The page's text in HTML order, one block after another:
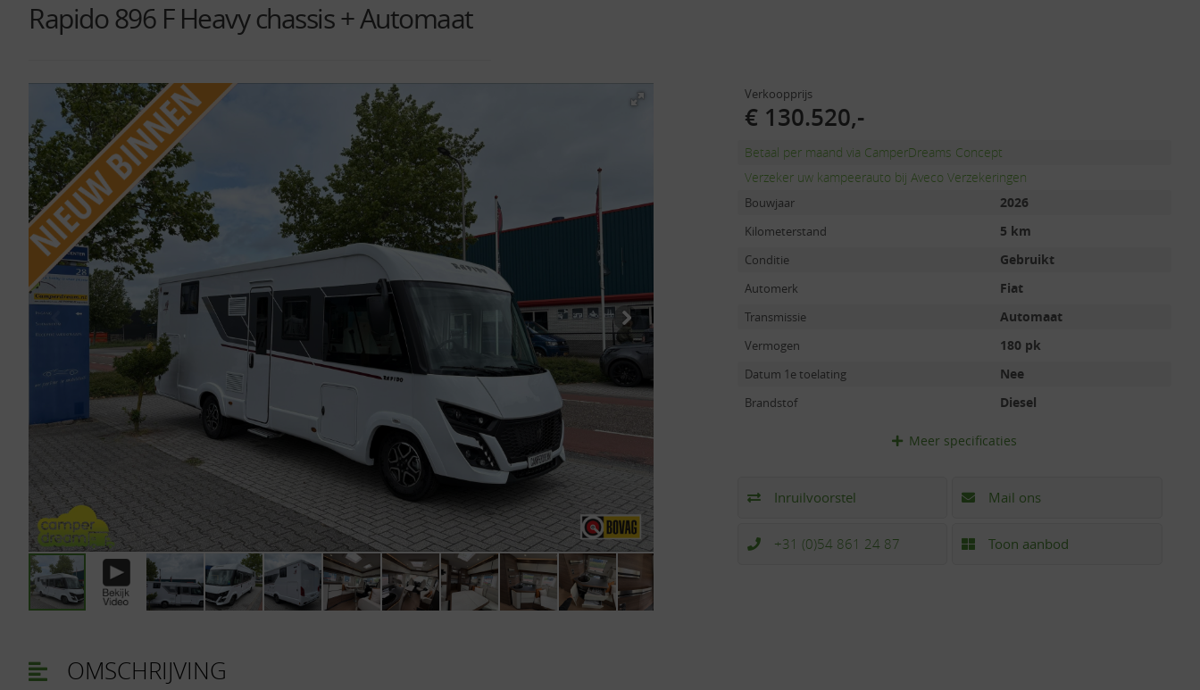
Rapido 896 F Heavy chassis + Automaat
Verkoopprijs
€ 130.520,-
Betaal per maand via CamperDreams Concept
Verzeker uw kampeerauto bij Aveco Verzekeringen
Bouwjaar 2026
Kilometerstand 5 km
Conditie Gebruikt
Automerk Fiat
Transmissie Automaat
Vermogen 180 pk
Datum 1e toelating Nee
Brandstof Diesel
Meerspecificaties
Inruilvoorstel Mail ons
+31 (0)54 861 24 87 Toon aanbod
OMSCHRIJVING